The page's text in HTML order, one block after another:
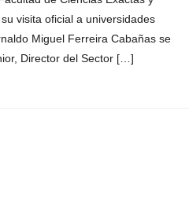
visita oficial a universidades
Miguel Ferreira Cabañas se
Director del Sector […]